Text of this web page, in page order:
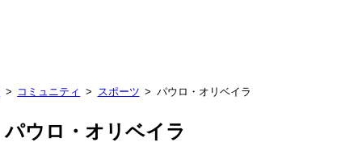
コミュニティ スポーツ パウロ・オリベイラ
パウロ・オリベイラ